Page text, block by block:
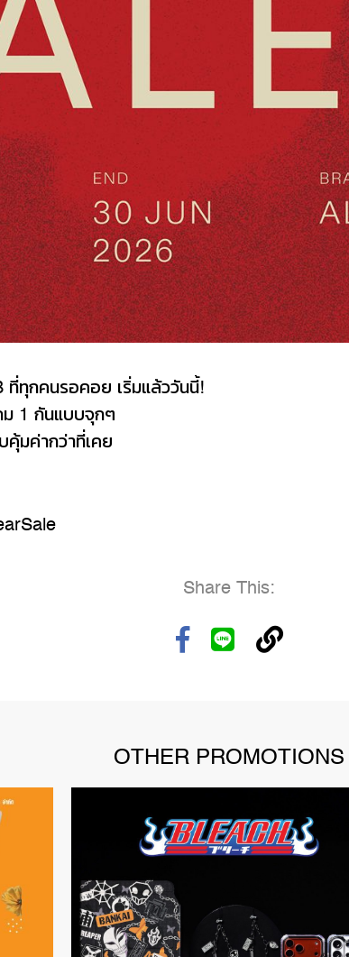
ที่ทุกคนรอคอย เริ่มแล้ววันนี้!
1 กันแบบจุกๆ
คุ้มค่ากว่าที่เคย
Share This:
OTHER PROMOTIONS